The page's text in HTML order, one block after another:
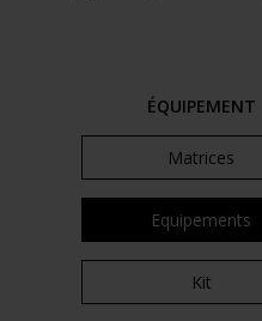
ÉQUIPEMENT
Matrices
Equipements
Kit